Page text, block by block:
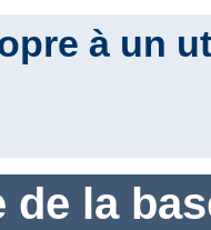
à un
de la